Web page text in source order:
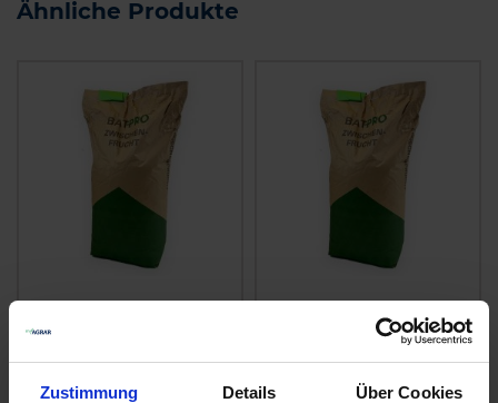
Zustimmung Details Über Cookies
Ähnliche Produkte
5,20 € / kg
BAT Pro Kartoffel
3,60 € / kg